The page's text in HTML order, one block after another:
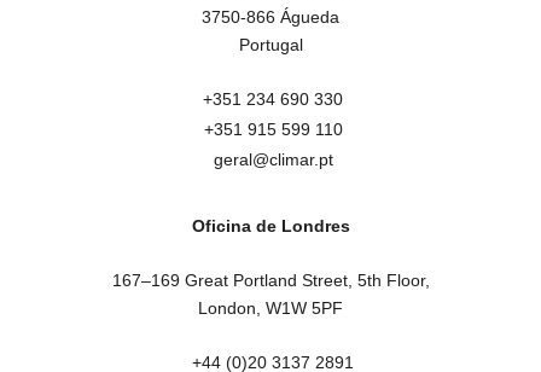
3750-866 Águeda
Portugal
+351 234 690 330
+351 915 599 110
geral@climar.pt
Oficina de Londres
167–169 Great Portland Street, 5th Floor,
London, W1W 5PF
+44 (0)20 3137 2891